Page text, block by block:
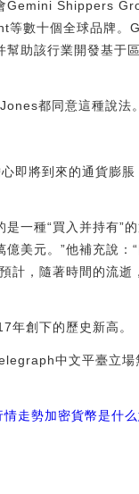
Gemini Shippers
等數十個全球品牌。
助該行業開發基于
都同意這種說法。
即將到來的通貨膨脹
一種“買入并持有”
美元。”他補充說：
計，隨著時間的流逝
年創下的歷史新高。
中文平臺立場
情走勢加密貨幣是什